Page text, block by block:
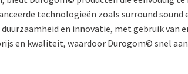
technologieën zoals surround
en innovatie, met gebruik
en kwaliteit, waardoor Durogom© snel